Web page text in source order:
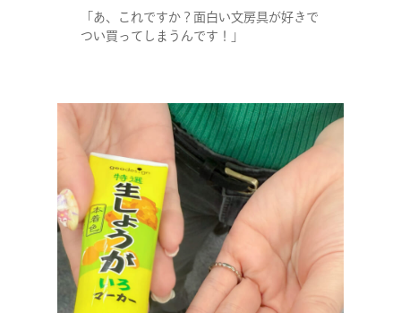
「あ、これですか？面白い文房具が好きで
つい買ってしまうんです！」